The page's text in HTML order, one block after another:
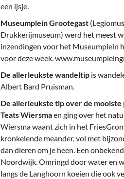
een ijsje.
Museumplein Grootegast
Drukkerijmuseum) werd het meest
inzendingen voor het Museumplein
voor deze week.
De allerleukste wandeltip is
Albert Bard Pruisman.
De allerleukste tip over de
Teats Wiersmaen ging over het
Wiersma waant zich in het
kronkelende meander, vol met
dan dieren om je heen. Een
Noordwijk. Omringd door water en
langs de Langhoorn koeien die ook